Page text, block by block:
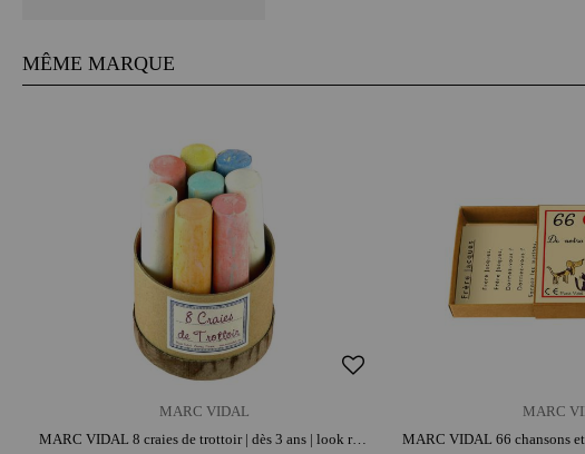
MÊME MARQUE
MARC VIDAL
MARC VIDAL 8 craies de trottoir | dès 3 ans | look rétro | dessins extérieurs et marelle | imagination et créativité
MARC